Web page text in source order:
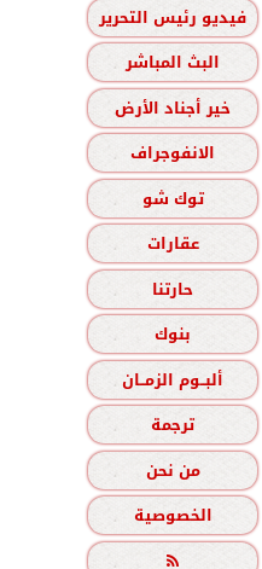
فيديو رئيس التحرير
البث المباشر
خير أجناد الأرض
الانفوجراف
توك شو
عقارات
حارتنا
بنوك
ألبــوم الزمــان
ترجمة
من نحن
الخصوصية
